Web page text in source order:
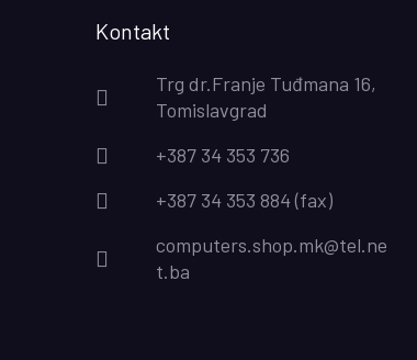
Kontakt
Trg dr.Franje Tuđmana 16,
Tomislavgrad
+387 34 353 736
+387 34 353 884 (fax)
computers.shop.mk@tel.ne
t.ba